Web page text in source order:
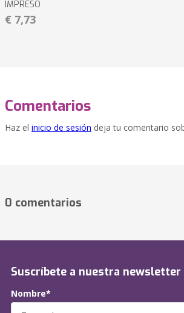
IMPRESO
€ 7,73
Comentarios
Haz el inicio de sesión deja tu comentario
0 comentarios
Suscríbete a nuestra newsletter
Nombre*